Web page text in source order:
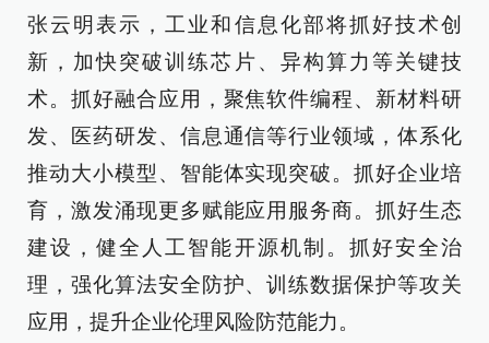
张云明表示，工业和信息化部将抓好技术创
新，加快突破训练芯片、异构算力等关键技
术。抓好融合应用，聚焦软件编程、新材料研
发、医药研发、信息通信等行业领域，体系化
推动大小模型、智能体实现突破。抓好企业培
育，激发涌现更多赋能应用服务商。抓好生态
建设，健全人工智能开源机制。抓好安全治
理，强化算法安全防护、训练数据保护等攻关
应用，提升企业伦理风险防范能力。